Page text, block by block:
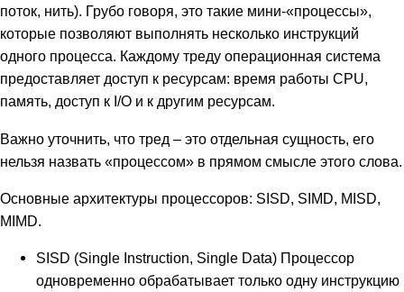
поток, нить). Грубо говоря, это такие мини-«процессы»,
которые позволяют выполнять несколько инструкций
одного процесса. Каждому треду операционная система
предоставляет доступ к ресурсам: время работы CPU,
память, доступ к I/O и к другим ресурсам.
Важно уточнить, что тред – это отдельная сущность, его
нельзя назвать «процессом» в прямом смысле этого слова.
Основные архитектуры процессоров: SISD, SIMD, MISD,
MIMD.
SISD (Single Instruction, Single Data) Процессор
одновременно обрабатывает только одну инструкцию